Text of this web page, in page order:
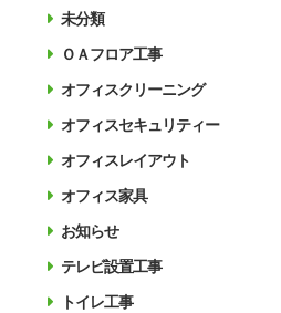
未分類
ＯＡフロア工事
オフィスクリーニング
オフィスセキュリティー
オフィスレイアウト
オフィス家具
お知らせ
テレビ設置工事
トイレ工事